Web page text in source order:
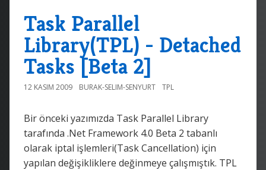
Task Parallel
Library(TPL) - Detached
Tasks [Beta 2]
12 KASIM 2009 BURAK-SELIM-SENYURT TPL
Bir önceki yazımızda Task Parallel Library
tarafında .Net Framework 4.0 Beta 2 tabanlı
olarak iptal işlemleri(Task Cancellation) için
yapılan değişikliklere değinmeye çalışmıştık. TPL